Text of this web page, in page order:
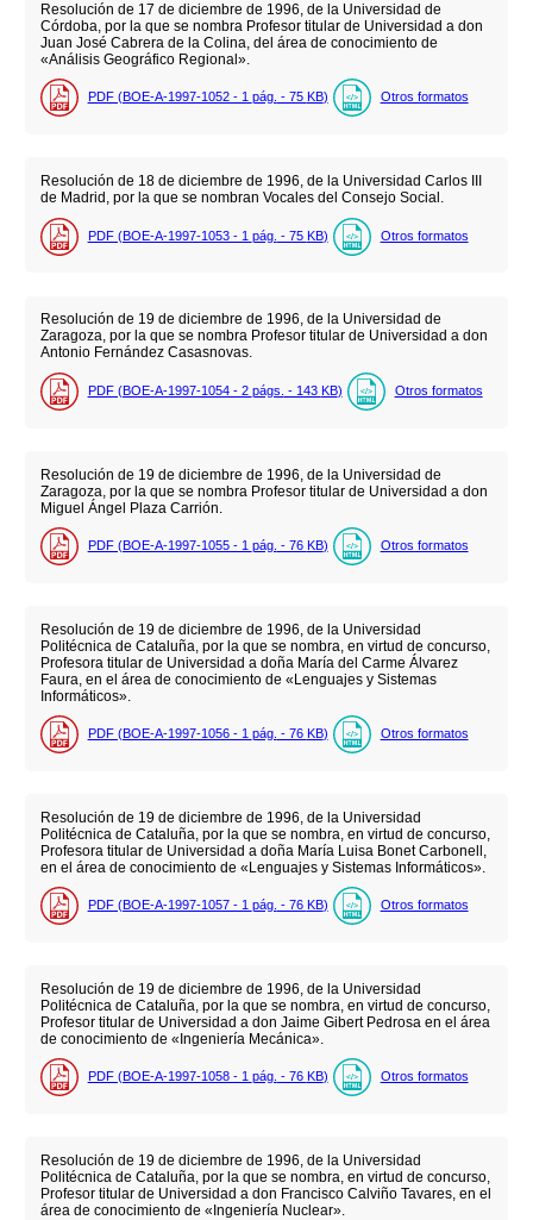
Resolución de 17 de diciembre de 1996, de la Universidad de
Córdoba, por la que se nombra Profesor titular de Universidad a don
Juan José Cabrera de la Colina, del área de conocimiento de
«Análisis Geográfico Regional».
PDF (BOE-A-1997-1052 - 1 pág. - 75 KB) Otros formatos
Resolución de 18 de diciembre de 1996, de la Universidad Carlos III
de Madrid, por la que se nombran Vocales del Consejo Social.
PDF (BOE-A-1997-1053 - 1 pág. - 75 KB) Otros formatos
Resolución de 19 de diciembre de 1996, de la Universidad de
Zaragoza, por la que se nombra Profesor titular de Universidad a don
Antonio Fernández Casasnovas.
PDF (BOE-A-1997-1054 - 2 págs. - 143 KB) Otros formatos
Resolución de 19 de diciembre de 1996, de la Universidad de
Zaragoza, por la que se nombra Profesor titular de Universidad a don
Miguel Ángel Plaza Carrión.
PDF (BOE-A-1997-1055 - 1 pág. - 76 KB) Otros formatos
Resolución de 19 de diciembre de 1996, de la Universidad
Politécnica de Cataluña, por la que se nombra, en virtud de concurso,
Profesora titular de Universidad a doña María del Carme Álvarez
Faura, en el área de conocimiento de «Lenguajes y Sistemas
Informáticos».
PDF (BOE-A-1997-1056 - 1 pág. - 76 KB) Otros formatos
Resolución de 19 de diciembre de 1996, de la Universidad
Politécnica de Cataluña, por la que se nombra, en virtud de concurso,
Profesora titular de Universidad a doña María Luisa Bonet Carbonell,
en el área de conocimiento de «Lenguajes y Sistemas Informáticos».
PDF (BOE-A-1997-1057 - 1 pág. - 76 KB) Otros formatos
Resolución de 19 de diciembre de 1996, de la Universidad
Politécnica de Cataluña, por la que se nombra, en virtud de concurso,
Profesor titular de Universidad a don Jaime Gibert Pedrosa en el área
de conocimiento de «Ingeniería Mecánica».
PDF (BOE-A-1997-1058 - 1 pág. - 76 KB) Otros formatos
Resolución de 19 de diciembre de 1996, de la Universidad
Politécnica de Cataluña, por la que se nombra, en virtud de concurso,
Profesor titular de Universidad a don Francisco Calviño Tavares, en el
área de conocimiento de «Ingeniería Nuclear».